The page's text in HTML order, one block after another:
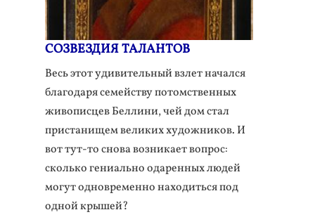
СОЗВЕЗДИЯ ТАЛАНТОВ
Весь этот удивительный взлет начался
благодаря семейству потомственных
живописцев Беллини, чей дом стал
пристанищем великих художников. И
вот тут-то снова возникает вопрос:
сколько гениально одаренных людей
могут одновременно находиться под
одной крышей?